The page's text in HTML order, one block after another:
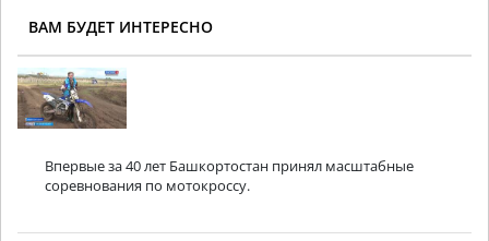
ВАМ БУДЕТ ИНТЕРЕСНО
Впервые за 40 лет Башкортостан принял масштабные
соревнования по мотокроссу.